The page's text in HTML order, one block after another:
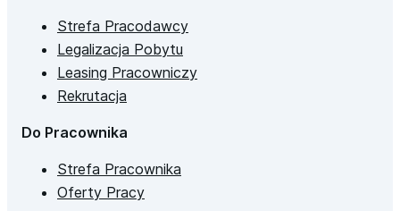
Strefa Pracodawcy
Legalizacja Pobytu
Leasing Pracowniczy
Rekrutacja
Do Pracownika
Strefa Pracownika
Oferty Pracy